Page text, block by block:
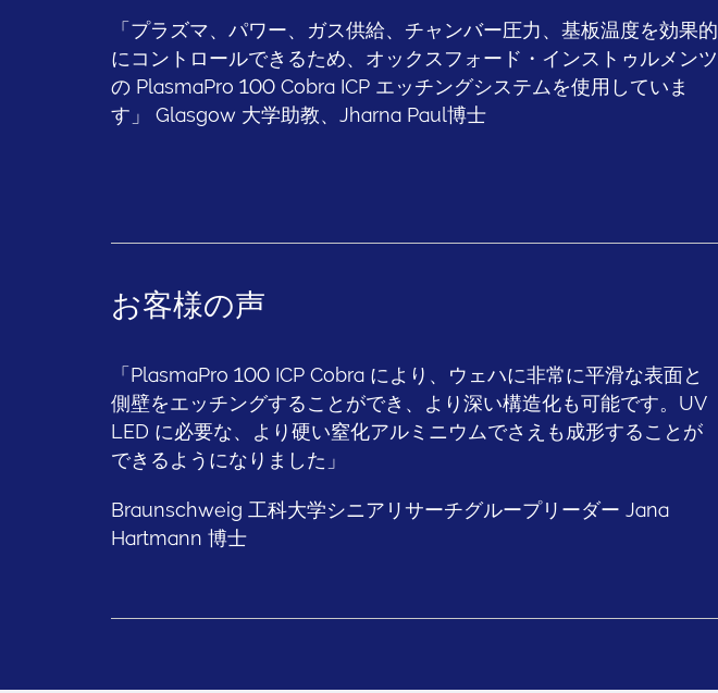
「プラズマ、パワー、ガス供給、チャンバー圧力、基板温度を効果的
にコントロールできるため、オックスフォード・インストゥルメンツ
の PlasmaPro 100 Cobra ICP エッチングシステムを使用していま
す」 Glasgow 大学助教、Jharna Paul博士
お客様の声
「PlasmaPro 100 ICP Cobra により、ウェハに非常に平滑な表面と
側壁をエッチングすることができ、より深い構造化も可能です。UV
LED に必要な、より硬い窒化アルミニウムでさえも成形することが
できるようになりました」
Braunschweig 工科大学シニアリサーチグループリーダー Jana
Hartmann 博士